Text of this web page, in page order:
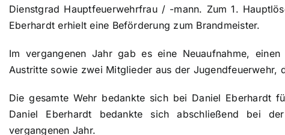
Dienstgrad Hauptfeuerwehrfrau / -mann. Zum 1.
Eberhardt erhielt eine Beförderung zum Brandmeister.
Im vergangenen Jahr gab es eine Neuaufnahme,
Austritte sowie zwei Mitglieder aus der Jugendfeuerwehr,
Die gesamte Wehr bedankte sich bei Daniel Eberhardt
Daniel Eberhardt bedankte sich abschließend bei
vergangenen Jahr.